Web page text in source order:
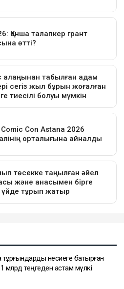
тұрғындарды несиеге батырған
млрд теңгеден астам мүлкі